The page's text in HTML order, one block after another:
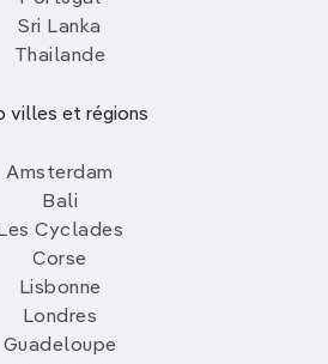
Sri Lanka
Thailande
villes et régions
Amsterdam
Bali
Les Cyclades
Corse
Lisbonne
Londres
Guadeloupe